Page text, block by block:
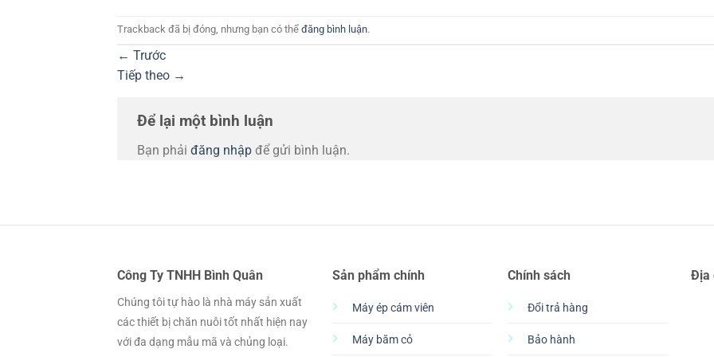
Trackback đã bị đóng, nhưng bạn có thể đăng bình luận.
← Trước
Tiếp theo →
Để lại một bình luận
Bạn phải đăng nhập để gửi bình luận.
Công Ty TNHH Bình Quân
Chúng tôi tự hào là nhà máy sản xuất
các thiết bị chăn nuôi tốt nhất hiện nay
với đa dạng mẫu mã và chủng loại.
Sản phẩm chính
Máy ép cám viên
Máy băm cỏ
Chính sách
Đổi trả hàng
Bảo hành
Địa